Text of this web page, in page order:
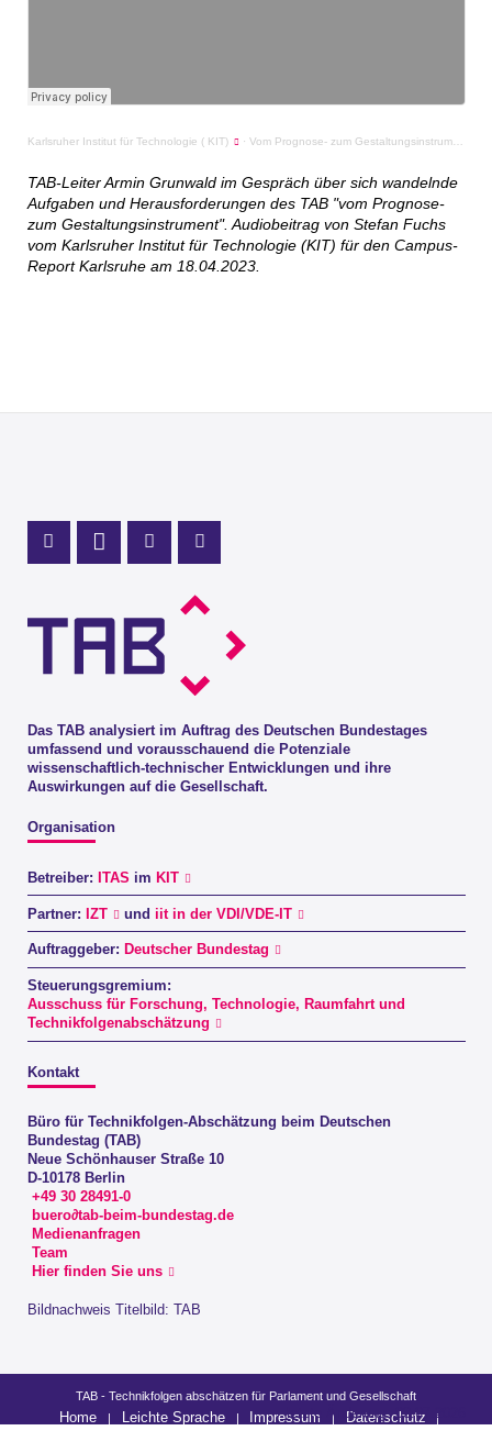
Karlsruher Institut für Technologie ( KIT) · Vom Prognose- zum Gestaltungsinstrument – Büro für Technikfolgenabschätzung beim Deutschen Bundestag - Armin Grunwald im Interview
TAB-Leiter Armin Grunwald im Gespräch über sich wandelnde
Aufgaben und Herausforderungen des TAB "vom Prognose-
zum Gestaltungsinstrument". Audiobeitrag von Stefan Fuchs
vom Karlsruher Institut für Technologie (KIT) für den Campus-
Report Karlsruhe am 18.04.2023.
Das TAB analysiert im Auftrag des Deutschen Bundestages
umfassend und vorausschauend die Potenziale
wissenschaftlich-technischer Entwicklungen und ihre
Auswirkungen auf die Gesellschaft.
Organisation
Betreiber: ITAS im KIT
Partner: IZT und iit in der VDI/VDE-IT
Auftraggeber: Deutscher Bundestag
Steuerungsgremium:
Ausschuss für Forschung, Technologie, Raumfahrt und
Technikfolgenabschätzung
Kontakt
Büro für Technikfolgen-Abschätzung beim Deutschen
Bundestag (TAB)
Neue Schönhauser Straße 10
D-10178 Berlin
+49 30 28491-0
buero∂tab-beim-bundestag.de
Medienanfragen
Team
Hier finden Sie uns
Profil Mastodon
LinkedIn Profil
Instagram Profil
Youtube Profil
Bildnachweis Titelbild: TAB
letzte Änderung: 03.07.2026
TAB - Technikfolgen abschätzen für Parlament und Gesellschaft
Home Leichte Sprache Impressum
Datenschutz